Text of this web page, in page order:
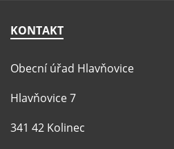
KONTAKT
Obecní úřad Hlavňovice
Hlavňovice 7
341 42 Kolinec